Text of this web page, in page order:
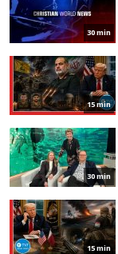
30 min
15 min
30 min
15 min